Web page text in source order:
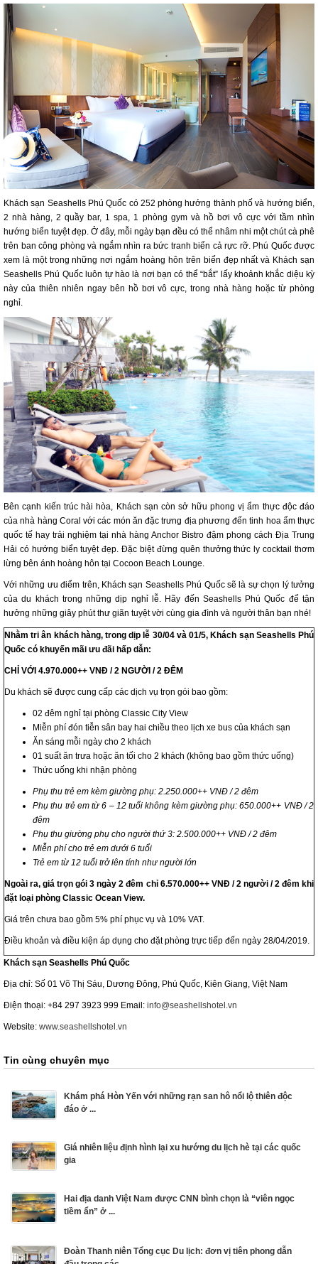
Khách sạn Seashells Phú Quốc có 252 phòng hướng thành phố và hướng biển,
2 nhà hàng, 2 quầy bar, 1 spa, 1 phòng gym và hồ bơi vô cực với tầm nhìn
hướng biển tuyệt đẹp. Ở đây, mỗi ngày bạn đều có thể nhâm nhi một chút cà phê
trên ban công phòng và ngắm nhìn ra bức tranh biển cả rực rỡ. Phú Quốc được
xem là một trong những nơi ngắm hoàng hôn trên biển đẹp nhất và Khách sạn
Seashells Phú Quốc luôn tự hào là nơi bạn có thể “bắt” lấy khoảnh khắc diệu kỳ
này của thiên nhiên ngay bên hồ bơi vô cực, trong nhà hàng hoặc từ phòng
nghỉ.
Bên cạnh kiến trúc hài hòa, Khách sạn còn sở hữu phong vị ẩm thực độc đáo
của nhà hàng Coral với các món ăn đặc trưng địa phương đến tinh hoa ẩm thực
quốc tế hay trải nghiệm tại nhà hàng Anchor Bistro đậm phong cách Địa Trung
Hải có hướng biển tuyệt đẹp. Đặc biệt đừng quên thưởng thức ly cocktail thơm
lừng bên ánh hoàng hôn tại Cocoon Beach Lounge.
Với những ưu điểm trên, Khách sạn Seashells Phú Quốc sẽ là sự chọn lý tưởng
của du khách trong những dịp nghỉ lễ. Hãy đến Seashells Phú Quốc để tận
hưởng những giây phút thư giãn tuyệt vời cùng gia đình và người thân bạn nhé!
Nhằm tri ân khách hàng, trong dịp lễ 30/04 và 01/5, Khách sạn Seashells Phú
Quốc có khuyến mãi ưu đãi hấp dẫn:
CHỈ VỚI 4.970.000++ VNĐ / 2 NGƯỜI / 2 ĐÊM
Du khách sẽ được cung cấp các dịch vụ trọn gói bao gồm:
02 đêm nghỉ tại phòng Classic City View
Miễn phí đón tiễn sân bay hai chiều theo lịch xe bus của khách sạn
Ăn sáng mỗi ngày cho 2 khách
01 suất ăn trưa hoặc ăn tối cho 2 khách (không bao gồm thức uống)
Thức uống khi nhận phòng
Phụ thu trẻ em kèm giường phụ: 2.250.000++ VNĐ / 2 đêm
Phụ thu trẻ em từ 6 – 12 tuổi không kèm giường phụ: 650.000++ VNĐ / 2
đêm
Phụ thu giường phụ cho người thứ 3: 2.500.000++ VNĐ / 2 đêm
Miễn phí cho trẻ em dưới 6 tuổi
Trẻ em từ 12 tuổi trở lên tính như người lớn
Ngoài ra, giá trọn gói 3 ngày 2 đêm chỉ 6.570.000++ VNĐ / 2 người / 2 đêm khi
đặt loại phòng Classic Ocean View.
Giá trên chưa bao gồm 5% phí phục vụ và 10% VAT.
Điều khoản và điều kiện áp dụng cho đặt phòng trực tiếp đến ngày 28/04/2019.
Khách sạn Seashells Phú Quốc
Địa chỉ: Số 01 Võ Thị Sáu, Dương Đông, Phú Quốc, Kiên Giang, Việt Nam
Điện thoại: +84 297 3923 999 Email: info@seashellshotel.vn
Website: www.seashellshotel.vn
Tin cùng chuyên mục
Khám phá Hòn Yến với những rạn san hô nổi lộ thiên độc
đáo ở ...
Giá nhiên liệu định hình lại xu hướng du lịch hè tại các quốc
gia
Hai địa danh Việt Nam được CNN bình chọn là “viên ngọc
tiềm ẩn” ở ...
Đoàn Thanh niên Tổng cục Du lịch: đơn vị tiên phong dẫn